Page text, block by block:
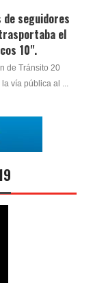
seguidores
el
10".
de Tránsito 20
vía pública al ...